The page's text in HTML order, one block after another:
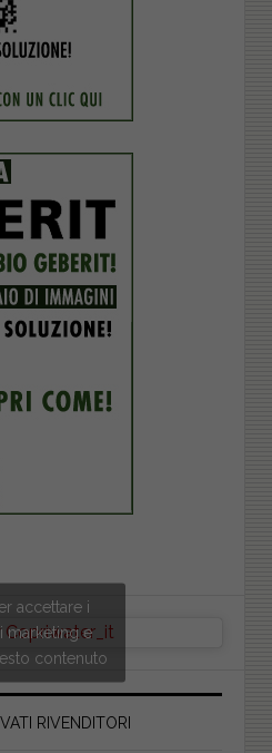
accettare i
marketing e
contenuto
RIVENDITORI